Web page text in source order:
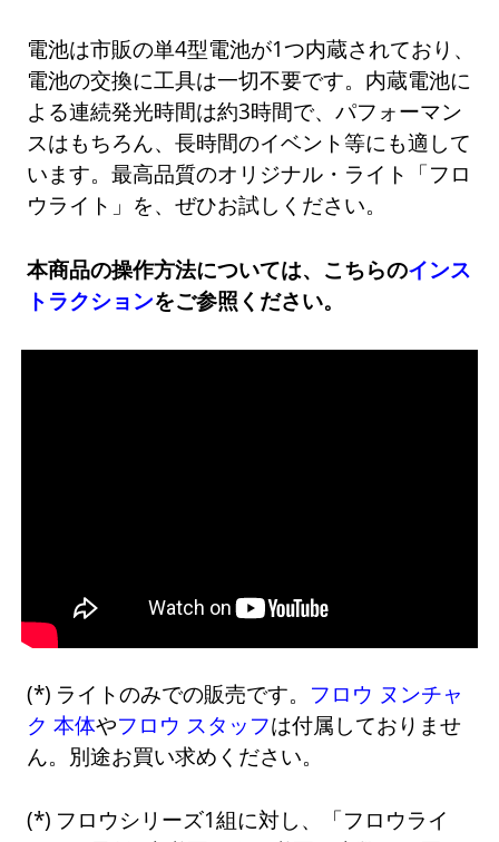
電池は市販の単4型電池が1つ内蔵されており、
電池の交換に工具は一切不要です。内蔵電池に
よる連続発光時間は約3時間で、パフォーマン
スはもちろん、長時間のイベント等にも適して
います。最高品質のオリジナル・ライト「フロ
ウライト」を、ぜひお試しください。
本商品の操作方法については、こちらのインス
トラクションをご参照ください。
ライトのみでの販売です。 フロウ ヌンチャ
ク 本体やフロウ スタッフは付属しておりませ
ん。別途お買い求めください。
フロウシリーズ1組に対し、「フロウライ